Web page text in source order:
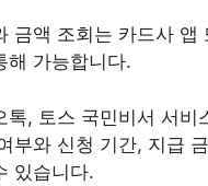
금액 조회는 카드사 앱
해 가능합니다.
톡, 토스 국민비서 서비
부와 신청 기간, 지급
있습니다.